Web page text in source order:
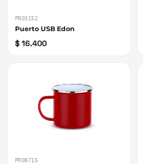
PRO3152
Puerto USB Edon
$ 16.400
PRO8715